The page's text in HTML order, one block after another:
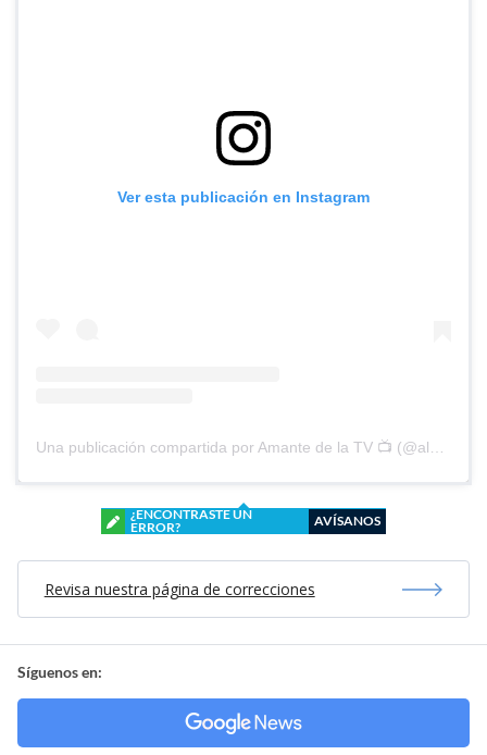
Ver esta publicación en Instagram
Una publicación compartida por Amante de la TV 📺 (@alguien_te_observa)
¿ENCONTRASTE UN
ERROR?
AVÍSANOS
Revisa nuestra página de correcciones
Síguenos en: